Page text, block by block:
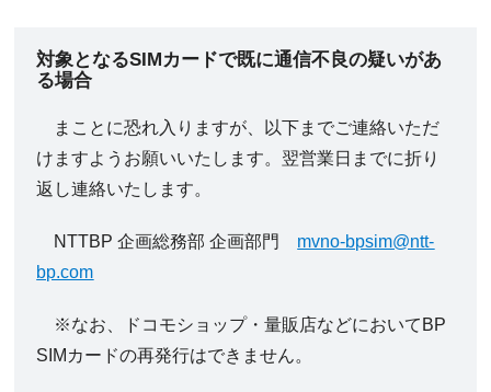
対象となるSIMカードで既に通信不良の疑いがあ
る場合
まことに恐れ入りますが、以下までご連絡いただ
けますようお願いいたします。翌営業日までに折り
返し連絡いたします。
NTTBP 企画総務部 企画部門 mvno-bpsim@ntt-
bp.com
※なお、ドコモショップ・量販店などにおいてBP
SIMカードの再発行はできません。